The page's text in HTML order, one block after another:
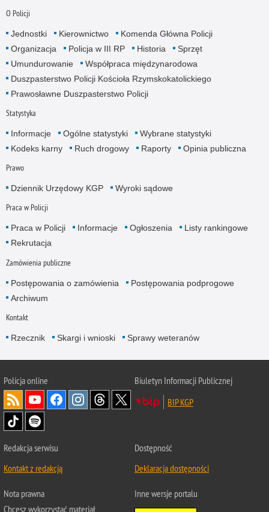
O Policji
Jednostki Kierownictwo
Komenda Główna Policji
Organizacja
Policja w III RP Historia
Sprzęt
Umundurowanie
Współpraca międzynarodowa
Duszpasterstwo Policji Kościoła Rzymskokatolickiego
Prawosławne Duszpasterstwo Policji
Statystyka
Informacje Ogólne statystyki
Wybrane statystyki
Kodeks karny
Ruch drogowy Raporty Opinia publiczna
Prawo
Dziennik Urzędowy KGP Wyroki sądowe
Praca w Policji
Praca w Policji Informacje Ogłoszenia
Listy rankingowe
Rekrutacja
Zamówienia publiczne
Postępowania o zamówienia
Postępowania podprogowe
Archiwum
Kontakt
Rzecznik Skargi i wnioski Sprawy weteranów
Policjaonline
Biuletyn Informacji Publicznej
BIP KGP
Redakcja serwisu
Kontakt z redakcją
Dostępność
Deklaracja dostępności
Nota prawna
Chcesz wykorzystać materiał
Inne wersje portalu